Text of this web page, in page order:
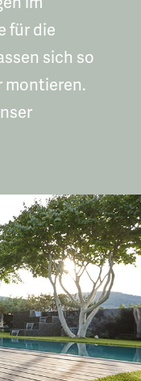
für die
sich so
montieren.